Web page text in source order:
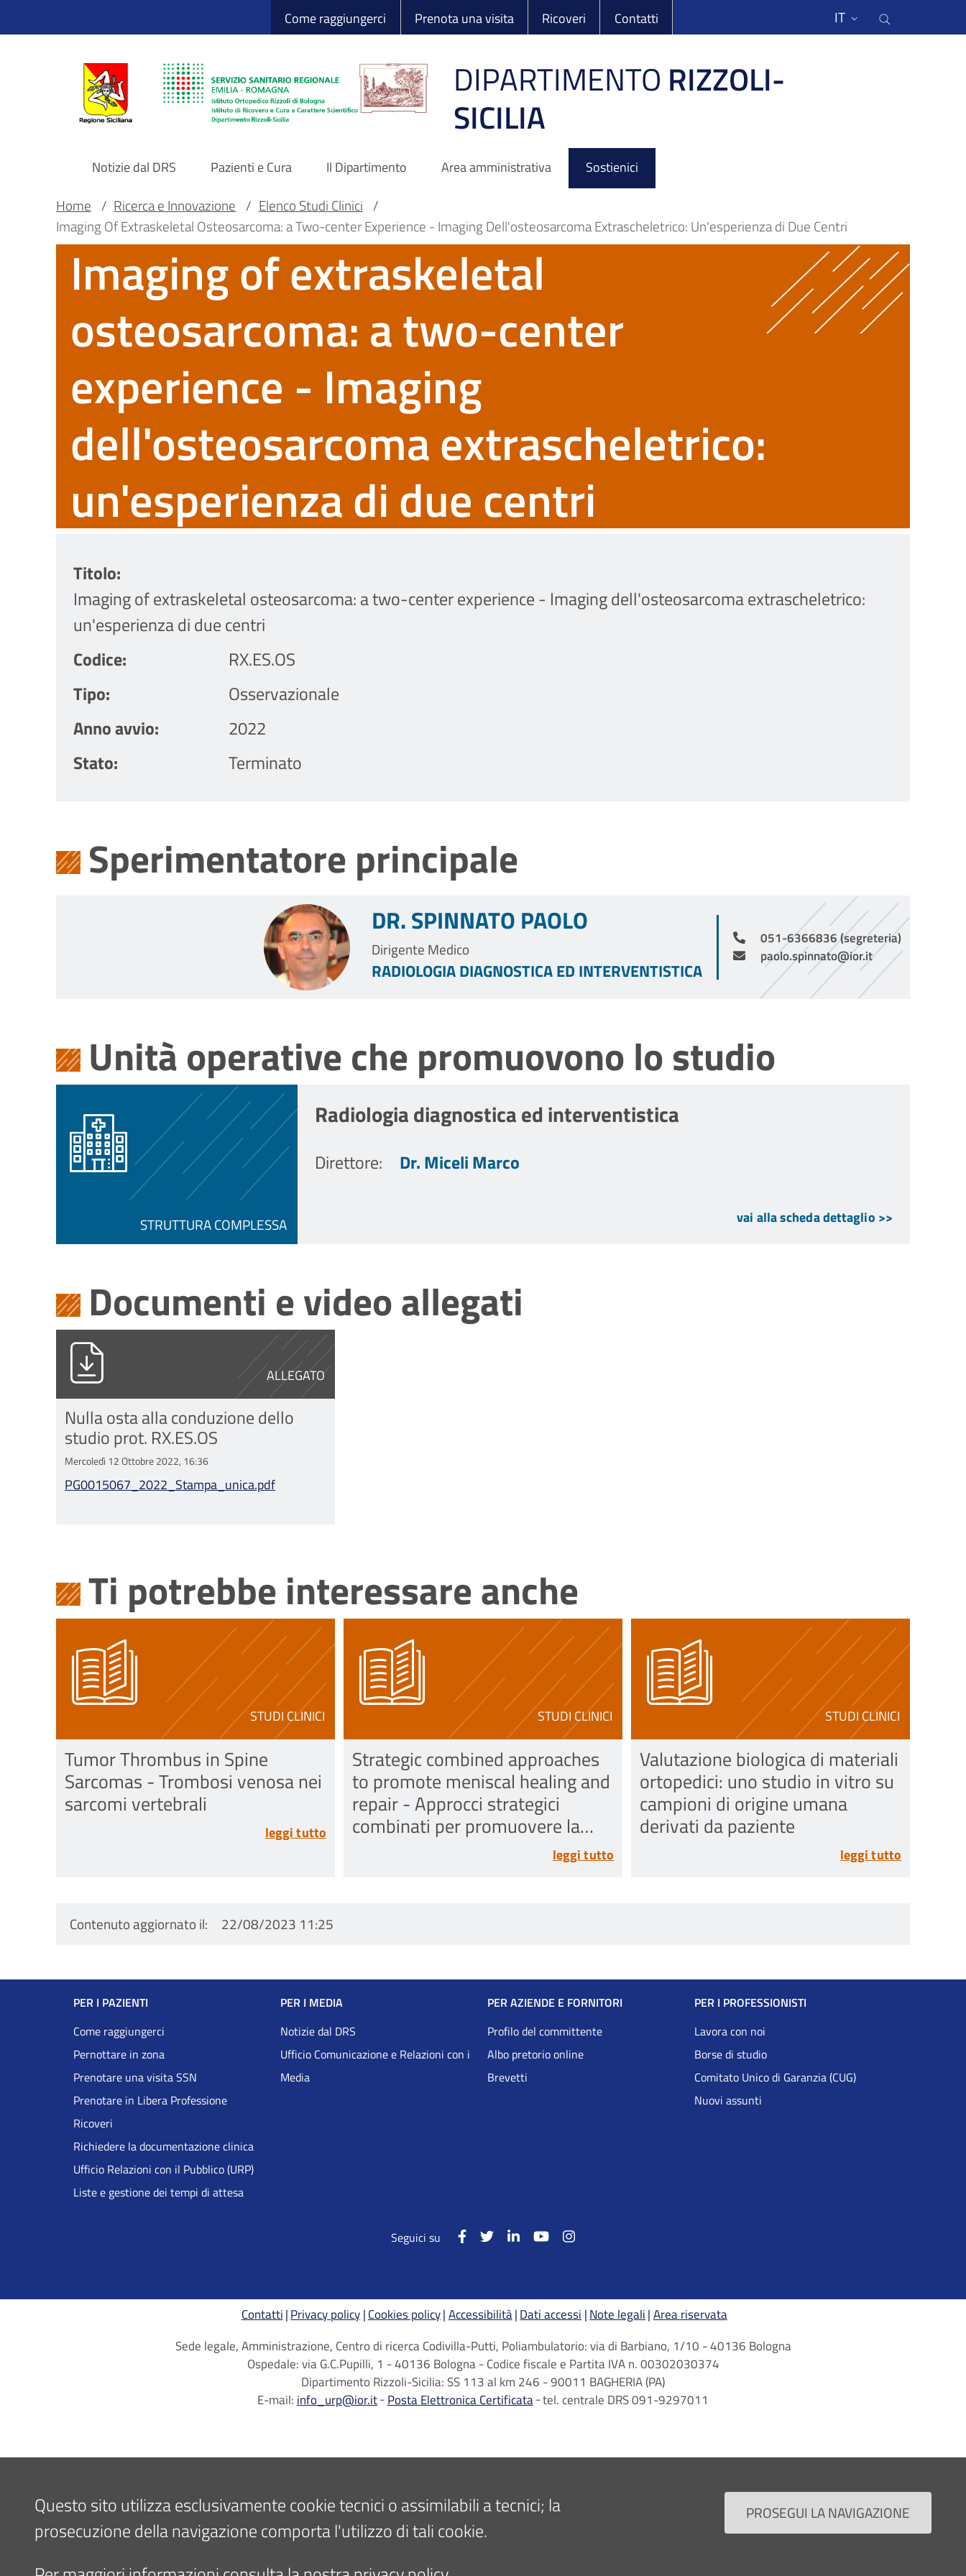
al
Sito Web Istituto Ortopedico Rizzoli
Come raggiungerci Prenota una visita Ricoveri Contatti IT
DIPARTIMENTO RIZZOLI-
SICILIA
Navigazione
principale
DRS
Notizie dal DRS Pazienti e Cura Il Dipartimento Area amministrativa Sostienici
Main container
Briciole
pane
Home / Ricerca e Innovazione / Elenco Studi Clinici /
Imaging Of Extraskeletal Osteosarcoma: a Two-center Experience - Imaging Dell'osteosarcoma Extrascheletrico: Un'esperienza di Due Centri
Imaging of extraskeletal
osteosarcoma: a two-center
experience - Imaging
dell'osteosarcoma extrascheletrico:
un'esperienza di due centri
Titolo
Imaging of extraskeletal osteosarcoma: a two-center experience - Imaging dell'osteosarcoma extrascheletrico:
un'esperienza di due centri
Codice
RX.ES.OS
Tipo
Osservazionale
Anno avvio
2022
Stato
Terminato
Sperimentatore principale
051-6366836 (segreteria)
paolo.spinnato@ior.it
DR. SPINNATO PAOLO
Dirigente Medico
RADIOLOGIA DIAGNOSTICA ED INTERVENTISTICA
Unità operative che promuovono lo studio
STRUTTURA COMPLESSA
Radiologia diagnostica ed interventistica
Direttore: Dr. Miceli Marco
vai alla scheda dettaglio >>
Documenti e video allegati
ALLEGATO
PG0015067_2022_Stampa_unica.pdf
Nulla osta alla conduzione dello
studio prot. RX.ES.OS
Mercoledì 12 Ottobre 2022, 16:36
PG0015067_2022_Stampa_unica.pdf
Ti potrebbe interessare anche
STUDI CLINICI
Tumor Thrombus in Spine
Sarcomas - Trombosi venosa nei
sarcomi vertebrali
leggi tutto
STUDI CLINICI
Strategic combined approaches
to promote meniscal healing and
repair - Approcci strategici
combinati per promuovere la
guarigione e la riparazione del
leggi tutto
STUDI CLINICI
Valutazione biologica di materiali
ortopedici: uno studio in vitro su
campioni di origine umana
derivati da paziente
leggi tutto
Contenuto aggiornato il 22/08/2023 11:25
Navigazione
Footer
DRS
PER I PAZIENTI
Come raggiungerci
Pernottare in zona
Prenotare una visita SSN
Prenotare in Libera Professione
Ricoveri
Richiedere la documentazione clinica
Ufficio Relazioni con il Pubblico (URP)
Liste e gestione dei tempi di attesa
PER I MEDIA
Notizie dal DRS
Ufficio Comunicazione e Relazioni con i
Media
PER AZIENDE E FORNITORI
Profilo del committente
Albo pretorio online
Brevetti
PER I PROFESSIONISTI
Lavora con noi
Borse di studio
Comitato Unico di Garanzia (CUG)
Nuovi assunti
Seguici su
Contatti Privacy policy Cookies policy Accessibilità Dati accessi Note legali Area riservata
Sede legale, Amministrazione, Centro di ricerca Codivilla-Putti, Poliambulatorio: via di Barbiano, 1/10 - 40136 Bologna
Ospedale: via G.C.Pupilli, 1 - 40136 Bologna - Codice fiscale e Partita IVA n. 00302030374
Dipartimento Rizzoli-Sicilia: SS 113 al km 246 - 90011 BAGHERIA (PA)
E-mail: info_urp@ior.it Posta Elettronica Certificata tel. centrale DRS 091-9297011
Questo sito utilizza esclusivamente cookie tecnici o assimilabili a tecnici; la
prosecuzione della navigazione comporta l'utilizzo di tali cookie.
PROSEGUI LA NAVIGAZIONE